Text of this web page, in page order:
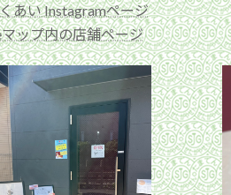
あい Instagramページ
ップ内の店舗ページ